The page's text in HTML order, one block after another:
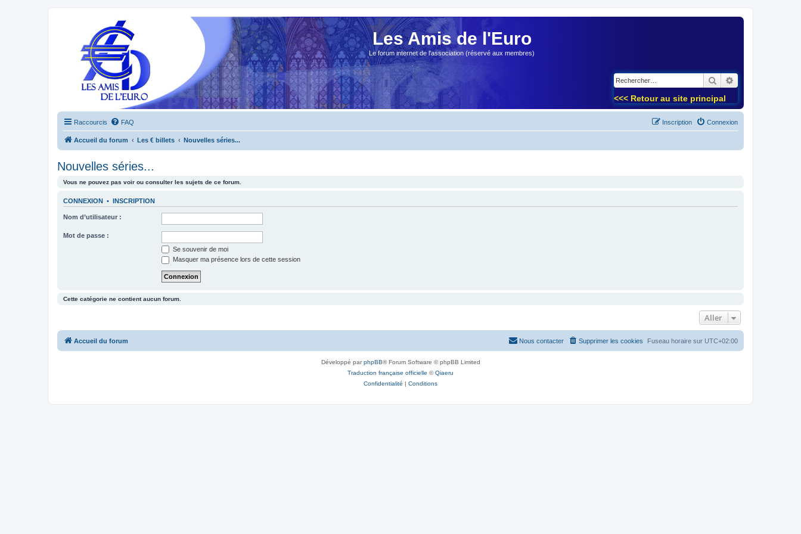
Les Amis de l'Euro
Le forum internet de l'association (réservé aux membres)
Rechercher
<<< Retour au site principal
Raccourcis FAQ Connexion
Inscription
Accueil du forum Les € billets Nouvelles séries...
Nouvelles séries...
Vous ne pouvez pas voir ou consulter les sujets de ce forum.
CONNEXION • INSCRIPTION
Nom d’utilisateur :
Mot de passe :
Se souvenir de moi
Masquer ma présence lors de cette session
Cette catégorie ne contient aucun forum.
Aller
Accueil du forum Fuseau horaire sur UTC+02:00
Supprimer les cookies
Nous contacter
Développé parphpBB® Forum Software © phpBB Limited
Traduction française officielle ©Qiaeru
Confidentialité | Conditions